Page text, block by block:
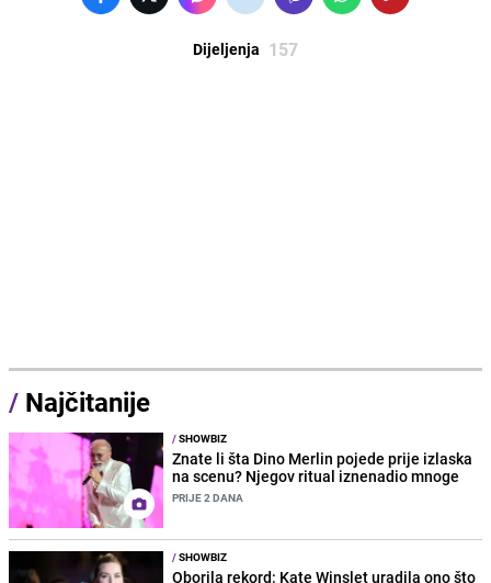
Dijeljenja 157
/ Najčitanije
/SHOWBIZ
Znate li šta Dino Merlin pojede prije izlaska
na scenu? Njegov ritual iznenadio mnoge
PRIJE 2 DANA
/SHOWBIZ
Oborila rekord: Kate Winslet uradila ono što